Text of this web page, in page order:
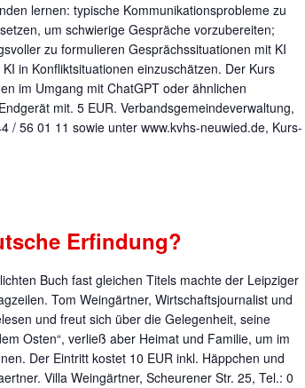
lernen: typische Kommunikationsprobleme zu
um schwierige Gespräche vorzubereiten;
zu formulieren Gesprächssituationen mit KI
in Konfliktsituationen einzuschätzen. Der Kurs
im Umgang mit ChatGPT oder ähnlichen
mit. 5 EUR. Verbandsgemeindeverwaltung,
/ 56 01 11 sowie unter www.kvhs-neuwied.de, Kurs-
Erfindung?
Buch fast gleichen Titels machte der Leipziger
Tom Weingärtner, Wirtschaftsjournalist und
und freut sich über die Gelegenheit, seine
Osten“, verließ aber Heimat und Familie, um im
Der Eintritt kostet 10 EUR inkl. Häppchen und
Villa Weingärtner, Scheurener Str. 25, Tel.: 0